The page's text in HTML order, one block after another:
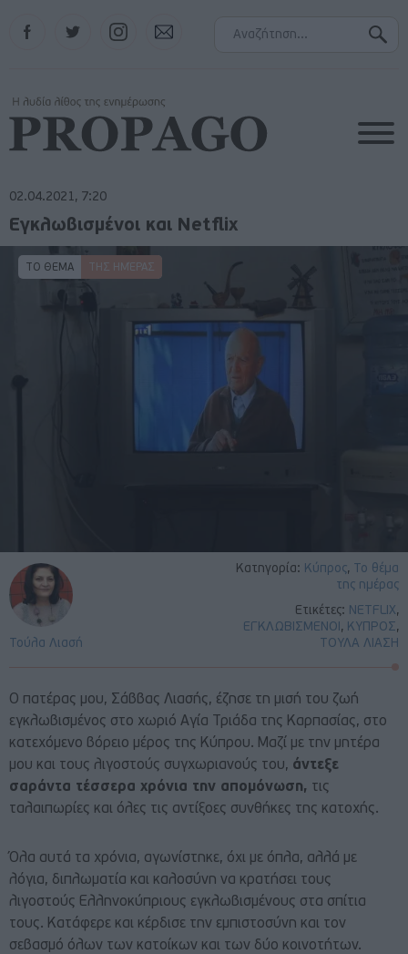
Instagram
02.04.2021, 7:20
ΤΟ ΘΕΜΑ ΤΗΣ ΗΜΈΡΑΣ
Κατηγορία: Κύπρος,
Το θέμα
της ημέρας
Ετικέτες: NETFLIX,
ΕΓΚΛΩΒΙΣΜΕΝΟΙ , ΚΥΠΡΟΣ,
ΤΟΥΛΑ ΛΙΑΣΗ
Τούλα Λιασή
Εγκλωβισμένοι και Netflix
Ο πατέρας μου, Σάββας Λιασής, έζησε τη μισή του ζωή
εγκλωβισμένος στο χωριό Αγία Τριάδα της Καρπασίας, στο
κατεχόμενο βόρειο μέρος της Κύπρου. Μαζί με την μητέρα
μου και τους λιγοστούς συγχωριανούς του, άντεξε
σαράντα τέσσερα χρόνια την απομόνωση, τις
ταλαιπωρίες και όλες τις αντίξοες συνθήκες της κατοχής.
Όλα αυτά τα χρόνια, αγωνίστηκε, όχι με όπλα, αλλά με
λόγια, διπλωματία και καλοσύνη να κρατήσει τους
λιγοστούς Ελληνοκύπριους εγκλωβισμένους στα σπίτια
τους. Κατάφερε και κέρδισε την εμπιστοσύνη και τον
σεβασμό όλων των κατοίκων και των δύο κοινοτήτων.